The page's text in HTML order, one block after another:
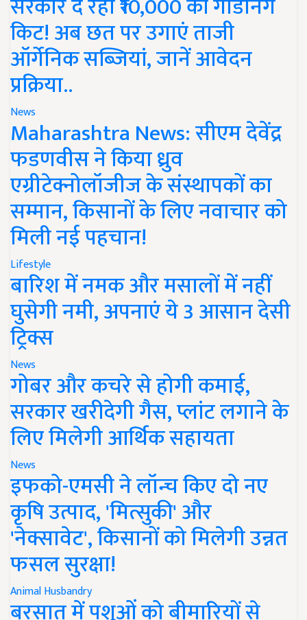
किट! अब छत पर उगाएं ताजी
ऑर्गेनिक सब्जियां, जानें आवेदन
प्रक्रिया..
News
Maharashtra News: सीएम देवेंद्र
फडणवीस ने किया ध्रुव
एग्रीटेक्नोलॉजीज के संस्थापकों का
सम्मान, किसानों के लिए नवाचार को
मिली नई पहचान!
Lifestyle
बारिश में नमक और मसालों में नहीं
घुसेगी नमी, अपनाएं ये 3 आसान देसी
ट्रिक्स
News
गोबर और कचरे से होगी कमाई,
सरकार खरीदेगी गैस, प्लांट लगाने के
लिए मिलेगी आर्थिक सहायता
News
इफको-एमसी ने लॉन्च किए दो नए
कृषि उत्पाद, 'मित्सुकी' और
'नेक्सावेट', किसानों को मिलेगी उन्नत
फसल सुरक्षा!
Animal Husbandry